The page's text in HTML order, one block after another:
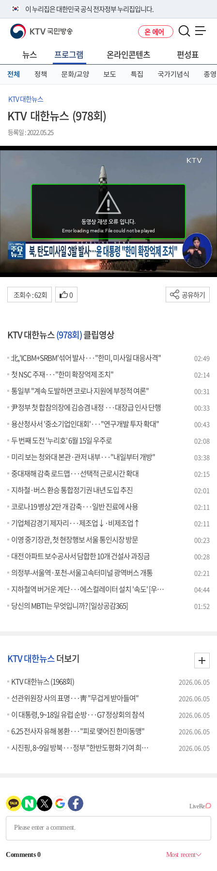
이 누리집은 대한민국 공식 전자정부 누리집입니다.
공식 누리집 주소 확인하기
니다.
이밖에 or.kr 또는 .kr등 다른 도메인 주소를 사용하고 있다면 아래 URL에
서 도메인 주소를 확인해 보세요
KTV 국민방송 온 에어
뉴스 프로그램 온라인콘텐츠 편성표
전체 정책 문화/교양 보도 특집 국가기념식 종영
KTV 대한뉴스
KTV 대한뉴스 (978회)
등록일 : 2022.05.25
조회수 : 62회 0 공유하기
KTV 대한뉴스(978회)클립영상
北,'ICBM+SRBM'섞어 발사···"한미, 미사일 대응사격" 02:49
첫 NSC 주재···"한미 확장억제 조치" 02:14
통일부 "계속 도발하면 코로나 지원에 부정적 여론" 00:31
尹정부 첫 합참의장에 김승겸 내정 ···대장급 인사 단행 00:33
용산청사서 '중소기업인대회'···"연구개발 투자 확대" 00:43
두 번째 도전 '누리호' 6월 15일 우주로 02:08
미리 보는 청와대 본관·관저 내부···"내일부터 개방" 03:38
중대재해 감축 로드맵···선택적 근로시간 확대 02:15
지하철·버스 환승 통합정기권 내년 도입 추진 02:01
코로나19 병상 2만 개 감축···일반 진료에 사용 02:11
기업체감경기 제자리···제조업↓·비제조업↑ 02:11
이영 중기장관, 첫 현장행보 서울 통인시장 방문 00:23
대전 아파트 보수공사서 담합한 10개 건설사 과징금 00:28
의정부-서울역·포천-서울고속터미널 광역버스 개통 02:21
지하철역 버거운 계단···에스컬레이터 설치 '속도' [우리동네 개선문] 04:44
당신의 MBTI는 무엇입니까? [일상공감365] 01:52
KTV 대한뉴스더보기
KTV 대한뉴스 (1968회) 2026.06.05
선관위원장 사의 표명···靑 "무겁게 받아들여" 2026.06.05
이 대통령, 9~18일 유럽 순방···G7 정상회의 참석 2026.06.05
6.25 전사자 유해 봉환···"피로 맺어진 한미동맹" 2026.06.05
시진핑, 8~9일 방북···정부 "한반도평화 기여 희망" 2026.06.05